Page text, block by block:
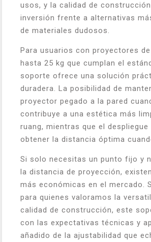
usos, y la calidad de
inversión frente a alternativas
de materiales dudosos.
Para usuarios con proyectores
hasta 25 kg que cumplan el
soporte ofrece una solución
duradera. La posibilidad de
proyector pegado a la pared
contribuye a una estética más
ruang, mientras que el
obtener la distancia óptima
Si solo necesitas un punto fijo y
la distancia de proyección,
más económicas en el mercado.
para quienes valoramos la
calidad de construcción, este
con las expectativas técnicas y
añadido de la ajustabilidad que